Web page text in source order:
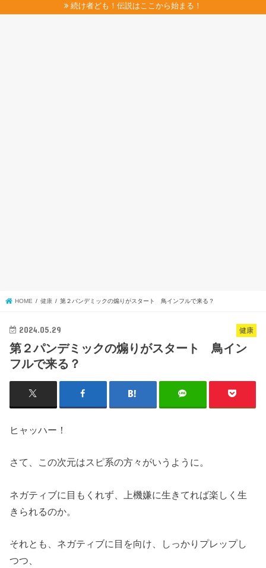
続け者ども！伝説はここから始まる！
HOME 健康 第２パンデミックの煽りがスタート 鳥インフルで来る？
健康
2024.05.29
第２パンデミックの煽りがスタート 鳥イン
フルで来る？
ヒャッハー！
さて、この次元はスピ系の方々がいうように。
ネガティブに目もくれず、上機嫌に生きてれば楽しく生
きられるのか。
それとも、ネガティブに目を向け、しっかりプレップし
つつ、